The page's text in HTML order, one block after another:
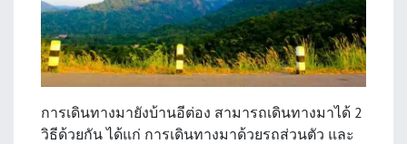
การเดินทางมายังบ้านอีต่อง สามารถเดินทางมาได้ 2
วิธีด้วยกัน ได้แก่ การเดินทางมาด้วยรถส่วนตัว และ